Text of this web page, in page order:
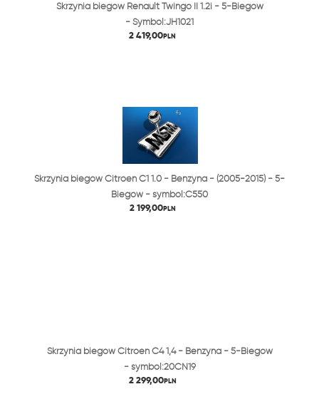
Skrzynia biegów Renault Twingo II 1.2i - 5-Biegów
- Symbol:JH1021
2 419,00PLN
Skrzynia biegów Citroen C1 1.0 - Benzyna - (2005-2015) - 5-
Biegów - symbol:C550
2 199,00PLN
Skrzynia biegów Citroen C4 1,4 - Benzyna - 5-Biegów
- symbol:20CN19
2 299,00PLN